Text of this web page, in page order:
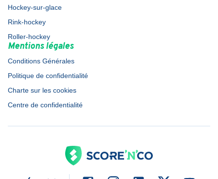
Hockey-sur-glace
Rink-hockey
Roller-hockey
Mentions légales
Conditions Générales
Politique de confidentialité
Charte sur les cookies
Centre de confidentialité